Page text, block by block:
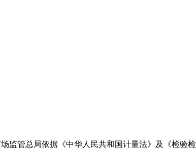
监管总局依据《中华人民共和国计量法》及《检验